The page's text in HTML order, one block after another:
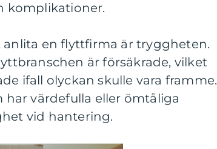
komplikationer.
en flyttfirma är tryggheten.
är försäkrade, vilket
ifall olyckan skulle vara framme.
värdefulla eller ömtåliga
vid hantering.